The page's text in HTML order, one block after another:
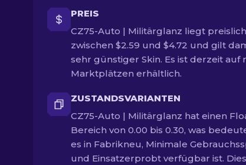
PREIS
CZ75-Auto | Militärglanz liegt preislich
zwischen $2.59 und $4.72 und gilt
sehr günstiger Skin. Es ist derzeit auf
Marktplätzen erhältlich.
ZUSTANDSVARIANTEN
CZ75-Auto | Militärglanz hat einen
Bereich von 0.00 bis 0.30, was
es in Fabrikneu, Minimale
und Einsatzerprobt verfügbar ist.